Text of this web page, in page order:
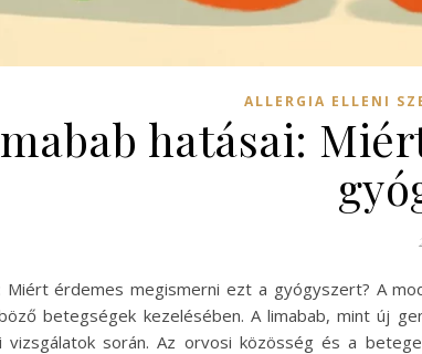
ALLERGIA ELLENI
hatásai:
Miért érdemes megismerni ezt a gyógyszert? A
betegségek kezelésében. A limabab, mint új
vizsgálatok során. Az orvosi közösség és a